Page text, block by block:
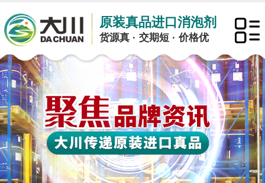
原装真品进口消泡剂
货源真 · 交期短 · 价格优